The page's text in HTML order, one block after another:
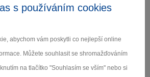
s používáním cookies
abychom vám poskytli co nejlepší online
Můžete souhlasit se shromažďováním
na tlačítko "Souhlasím se vším" nebo si
Hliništi